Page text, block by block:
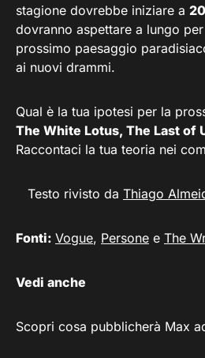
stagione dovrebbe iniziare a
dovranno aspettare a lungo
prossimo paesaggio
ai nuovi drammi.
Qual è la tua ipotesi per la
The White Lotus, The Last of
Raccontaci la tua teoria nei
Testo rivisto da Thiago
Fonti: Vogue, Persone e The
Vedi anche
Scopri cosa pubblicherà Max